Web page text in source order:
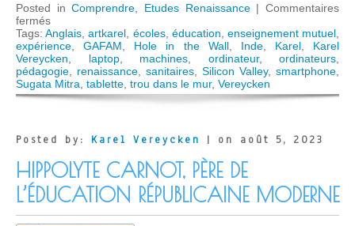
Posted inComprendre Etudes Renaissance|Commentaires
ferméssur
Ce
que
nous
apprend
l’expérience
du
le-
mur »
de
Sugata
Mitra
Tags:Anglais ,artkarel écoles, éducation enseignement mutuel
expérience ,GAFAM Hole in the Wall, Inde, Karel, Karel
Vereycken
laptop, machines ordinateur, ordinateurs
pédagogie
renaissance sanitaires Silicon Valley, smartphone
Sugata Mitra tablette trou dans le mur, Vereycken
Posted by: Karel Vereycken | on août 5, 2023
HIPPOLYTE CARNOT, PÈRE DE
L’ÉDUCATION RÉPUBLICAINE MODERNE